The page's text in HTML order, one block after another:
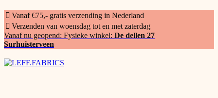
Vanaf €75,- gratis verzending in Nederland
Verzenden van woensdag tot en met zaterdag
Vanaf nu geopend: Fysieke winkel: De dellen 27
Surhuisterveen